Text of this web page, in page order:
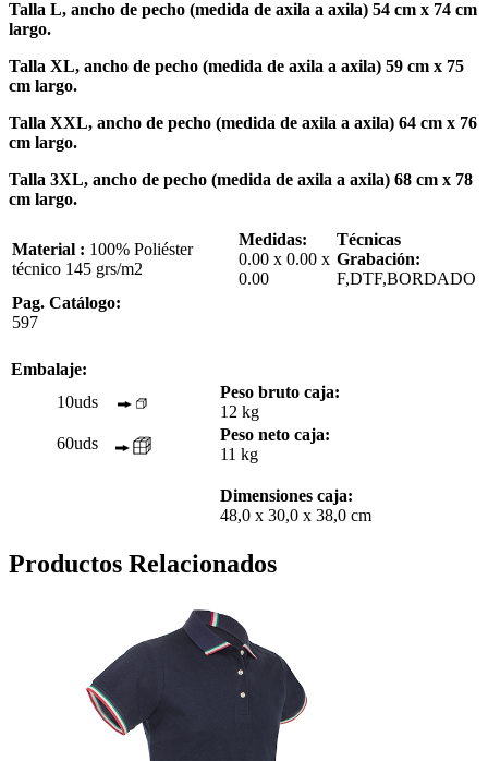
Talla L, ancho de pecho (medida de axila a axila) 54 cm x 74 cm
largo.
Talla XL, ancho de pecho (medida de axila a axila) 59 cm x 75
cm largo.
Talla XXL, ancho de pecho (medida de axila a axila) 64 cm x 76
cm largo.
Talla 3XL, ancho de pecho (medida de axila a axila) 68 cm x 78
cm largo.
Material : 100% Poliéster
técnico 145 grs/m2
Medidas:
0.00 x 0.00 x
0.00
Técnicas
Grabación:
F,DTF,BORDADO
Pag. Catálogo:
597
Embalaje:
10uds
Peso bruto caja:
12 kg
60uds
Peso neto caja:
11 kg
Dimensiones caja:
48,0 x 30,0 x 38,0 cm
Productos Relacionados